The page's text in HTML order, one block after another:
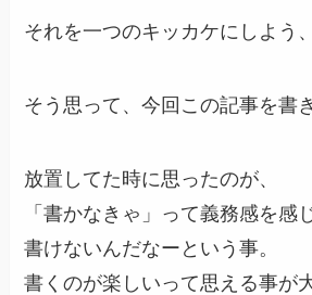
それを一つのキッカケにしよう
そう思って、今回この記事を書
放置してた時に思ったのが、
「書かなきゃ」って義務感を感
書けないんだなーという事。
書くのが楽しいって思える事が